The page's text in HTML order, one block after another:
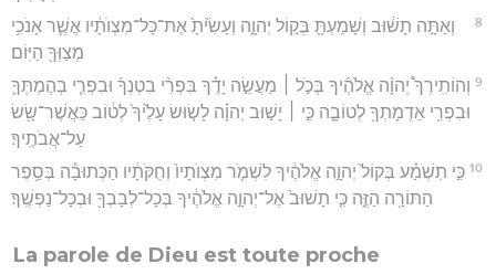
8
וְאַתָּ֣ה תָשׁ֔וּב וְשָׁמַעְתָּ֖ בְּק֣וֹל יְהוָ֑ה וְעָשִׂ֙יתָ֙ אֶת־כָּל־מִצְוֺתָ֔יו אֲשֶׁ֛ר אָנֹכִ֥י
מְצַוְּךָ֖ הַיּֽוֹם׃
9 וְהוֹתִֽירְךָ֩ יְהוָ֨ה אֱלֹהֶ֜יךָ בְּכֹ֣ל ׀ מַעֲשֵׂ֣ה יָדֶ֗ךָ בִּפְרִ֨י בִטְנְךָ֜ וּבִפְרִ֧י בְהֶמְתְּךָ֛
וּבִפְרִ֥י אַדְמָתְךָ֖ לְטוֹבָ֑ה כִּ֣י ׀ יָשׁ֣וּב יְהוָ֗ה לָשׂ֤וּשׂ עָלֶ֙יךָ֙ לְט֔וֹב כַּאֲשֶׁר־שָׂ֖שׂ
עַל־אֲבֹתֶֽיךָ׃
10 כִּ֣י תִשְׁמַ֗ע בְּקוֹל֙ יְהוָ֣ה אֱלֹהֶ֔יךָ לִשְׁמֹ֤ר מִצְוֺתָיו֙ וְחֻקֹּתָ֔יו הַכְּתוּבָ֕ה בְּסֵ֥פֶר
הַתּוֹרָ֖ה הַזֶּ֑ה כִּ֤י תָשׁוּב֙ אֶל־יְהוָ֣ה אֱלֹהֶ֔יךָ בְּכָל־לְבָבְךָ֖ וּבְכָל־נַפְשֶֽׁךָ׃
La parole de Dieu est toute proche